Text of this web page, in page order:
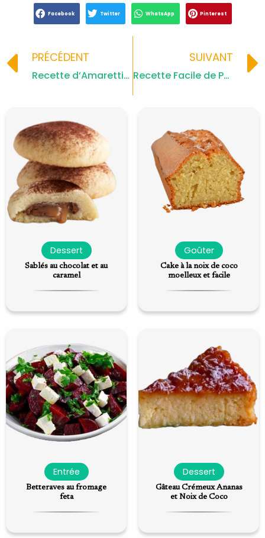
Facebook Twitter WhatsApp Pinterest
Prev
PRÉCÉDENT
Recette d’Amarettis à la Crème Marron
SUIVANT
Recette Facile de Pâte à Beignets
Dessert
Sablés au chocolat et au
caramel
Goûter
Cake à la noix de coco
moelleux et facile
Entrée
Betteraves au fromage
feta
Dessert
Gâteau Crémeux Ananas
et Noix de Coco